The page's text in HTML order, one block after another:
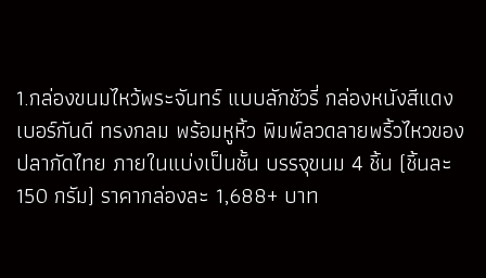
1.กล่องขนมไหว้พระจันทร์ แบบลักชัวรี่ กล่องหนังสีแดง
เบอร์กันดี ทรงกลม พร้อมหูหิ้ว พิมพ์ลวดลายพริ้วไหวของ
ปลากัดไทย ภายในแบ่งเป็นชั้น บรรจุขนม 4 ชิ้น (ชิ้นละ
150 กรัม) ราคากล่องละ 1,688+ บาท